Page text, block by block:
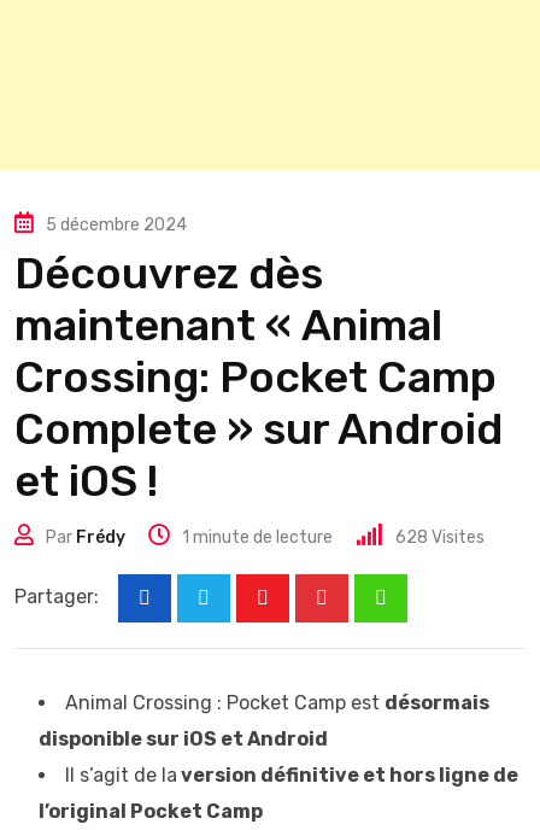
5 décembre 2024
Découvrez dès
maintenant « Animal
Crossing: Pocket Camp
Complete » sur Android
et iOS !
Par Frédy 1 minute de lecture 628 Visites
Partager:
Animal Crossing : Pocket Camp est désormais
disponible sur iOS et Android
Il s’agit de la version définitive et hors ligne de
l’original Pocket Camp